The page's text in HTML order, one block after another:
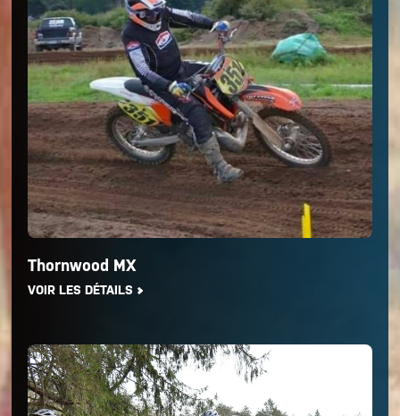
Thornwood MX
VOIR LES DÉTAILS